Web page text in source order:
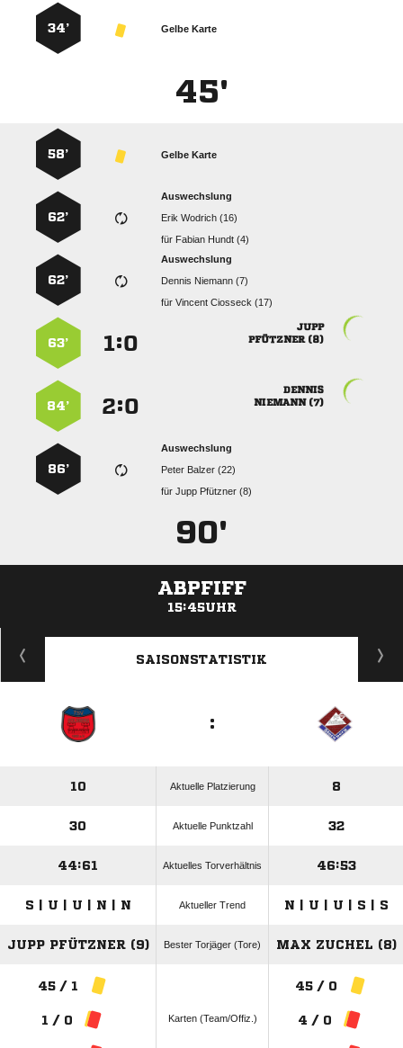
Gelbe Karte
34’
45'
Gelbe Karte
58’
Auswechslung
  
für   
62’
Auswechslung
  
für  
62’

 
:
63’

 
:
84’
Auswechslung
  
für  
86’
90'
ABPFIFF
15:45UHR
ANZEIGE
SAISONSTATISTIK
:
10 Aktuelle Platzierung 8
30 Aktuelle Punktzahl 32
44:61 Aktuelles Torverhältnis 46:53
S | U | U | N | N Aktueller Trend N | U | U | S | S
JUPP PFÜTZNER (9) Bester Torjäger (Tore) MAX ZUCHEL (8)
45 / 1
1 / 0 Karten (Team/Offiz.)
45 / 0
4 / 0